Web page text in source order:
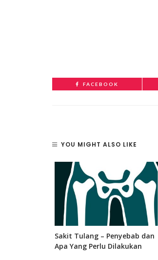
FACEBOOK
YOU MIGHT ALSO LIKE
Sakit Tulang – Penyebab dan
Apa Yang Perlu Dilakukan